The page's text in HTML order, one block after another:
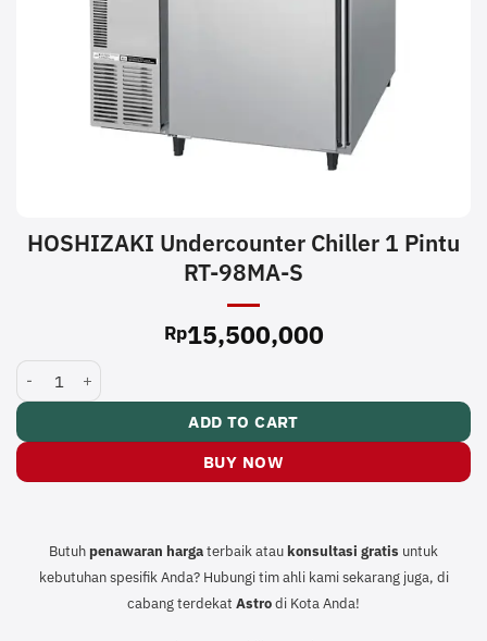
HOSHIZAKI Undercounter Chiller 1 Pintu
RT-98MA-S
Rp15,500,000
HOSHIZAKI Undercounter Chiller 1 Pintu RT-98MA-S quantity
ADD TO CART
BUY NOW
Butuh penawaran hargaterbaik atau konsultasi gratis untuk
kebutuhan spesifik Anda? Hubungi tim ahli kami sekarang juga, di
cabang terdekat Astrodi Kota Anda!